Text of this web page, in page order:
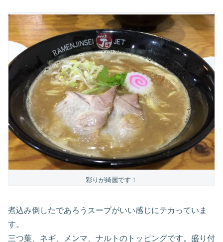
彩りが綺麗です！
煮込み倒したであろうスープがいい感じにテカっていま
す。
三つ葉、ネギ、メンマ、ナルトのトッピングです。盛り付